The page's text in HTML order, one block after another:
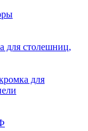
для столешниц,
для